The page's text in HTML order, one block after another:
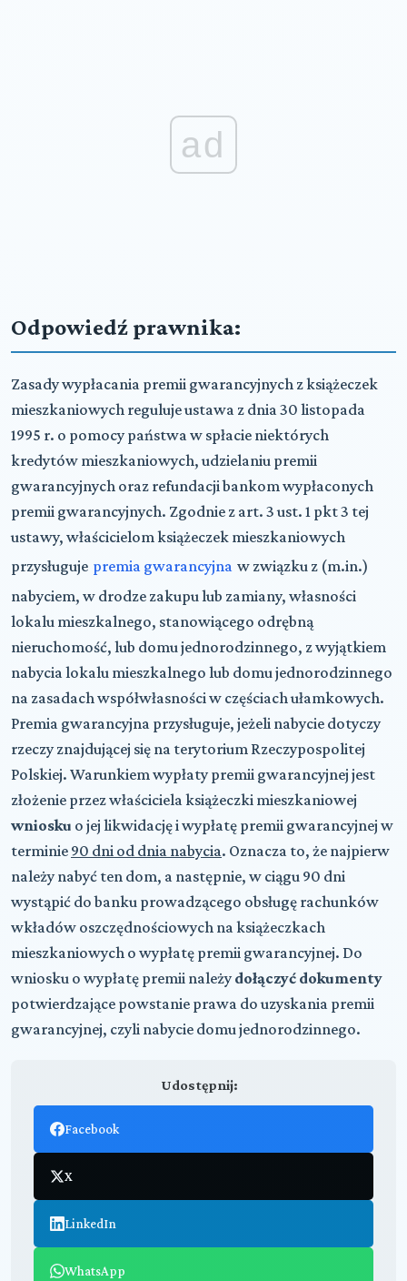
ad
Odpowiedź prawnika:
Zasady wypłacania premii gwarancyjnych z książeczek
mieszkaniowych reguluje ustawa z dnia 30 listopada
1995 r. o pomocy państwa w spłacie niektórych
kredytów mieszkaniowych, udzielaniu premii
gwarancyjnych oraz refundacji bankom wypłaconych
premii gwarancyjnych. Zgodnie z art. 3 ust. 1 pkt 3 tej
ustawy, właścicielom książeczek mieszkaniowych
przysługuje premia gwarancyjna w związku z (m.in.)
nabyciem, w drodze zakupu lub zamiany, własności
lokalu mieszkalnego, stanowiącego odrębną
nieruchomość, lub domu jednorodzinnego, z wyjątkiem
nabycia lokalu mieszkalnego lub domu jednorodzinnego
na zasadach współwłasności w częściach ułamkowych.
Premia gwarancyjna przysługuje, jeżeli nabycie dotyczy
rzeczy znajdującej się na terytorium Rzeczypospolitej
Polskiej. Warunkiem wypłaty premii gwarancyjnej jest
złożenie przez właściciela książeczki mieszkaniowej
wniosku o jej likwidację i wypłatę premii gwarancyjnej w
terminie 90 dni od dnia nabycia. Oznacza to, że najpierw
należy nabyć ten dom, a następnie, w ciągu 90 dni
wystąpić do banku prowadzącego obsługę rachunków
wkładów oszczędnościowych na książeczkach
mieszkaniowych o wypłatę premii gwarancyjnej. Do
wniosku o wypłatę premii należy dołączyć dokumenty
potwierdzające powstanie prawa do uzyskania premii
gwarancyjnej, czyli nabycie domu jednorodzinnego.
Udostępnij:
Facebook
X
LinkedIn
WhatsApp